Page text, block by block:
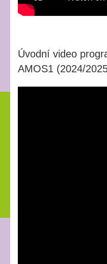
Úvodní video
AMOS1 (2024/